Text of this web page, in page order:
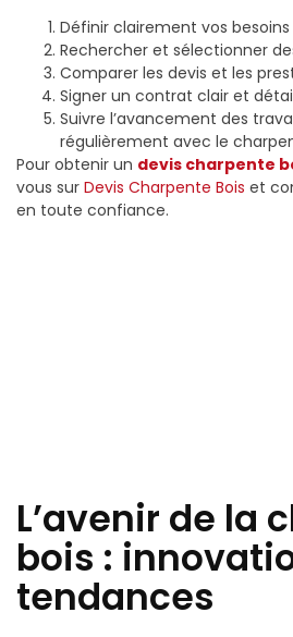
Définir clairement vos
Rechercher et sélectionner
Comparer les devis et les
Signer un contrat clair et
Suivre l’avancement des
régulièrement avec le
Pour obtenir un devis charpente
vous sur Devis Charpente Bois et
en toute confiance.
L’avenir de la
bois :
tendances